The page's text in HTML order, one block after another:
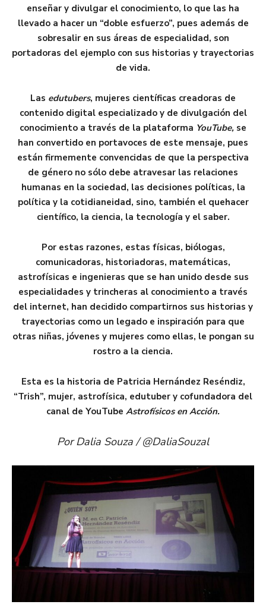
enseñar y divulgar el conocimiento, lo que las ha
llevado a hacer un “doble esfuerzo”, pues además de
sobresalir en sus áreas de especialidad, son
portadoras del ejemplo con sus historias y trayectorias
de vida.
Las edutubers, mujeres científicas creadoras de
contenido digital especializado y de divulgación del
conocimiento a través de la plataforma YouTube, se
han convertido en portavoces de este mensaje, pues
están firmemente convencidas de que la perspectiva
de género no sólo debe atravesar las relaciones
humanas en la sociedad, las decisiones políticas, la
política y la cotidianeidad, sino, también el quehacer
científico, la ciencia, la tecnología y el saber.
Por estas razones, estas físicas, biólogas,
comunicadoras, historiadoras, matemáticas,
astrofísicas e ingenieras que se han unido desde sus
especialidades y trincheras al conocimiento a través
del internet, han decidido compartirnos sus historias y
trayectorias como un legado e inspiración para que
otras niñas, jóvenes y mujeres como ellas, le pongan su
rostro a la ciencia.
Esta es la historia de Patricia Hernández Reséndiz,
“Trish”, mujer, astrofísica, edutuber y cofundadora del
canal de YouTube Astrofísicos en Acción.
Por Dalia Souza / @DaliaSouzal